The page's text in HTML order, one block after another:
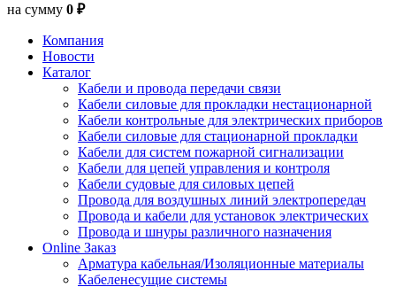
на сумму 0 ₽
Компания
Новости
Каталог
Кабели и провода передачи связи
Кабели силовые для прокладки нестационарной
Кабели контрольные для электрических приборов
Кабели силовые для стационарной прокладки
Кабели для систем пожарной сигнализации
Кабели для цепей управления и контроля
Кабели судовые для силовых цепей
Провода для воздушных линий электропередач
Провода и кабели для установок электрических
Провода и шнуры различного назначения
Online Заказ
Арматура кабельная/Изоляционные материалы
Кабеленесущие системы